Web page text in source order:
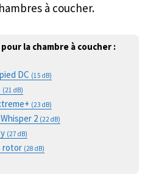
à coucher.
la chambre à coucher :
DC (15 dB)
(21 dB)
(23 dB)
2 (22 dB)
(27 dB)
rotor (28 dB)